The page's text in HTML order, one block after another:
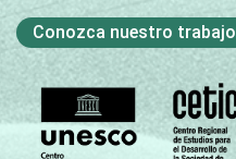
Conozca nuestro trabajo